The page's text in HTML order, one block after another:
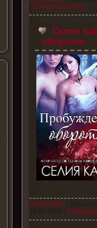
Комментарии (0)
Селия
оборотня
Селия Кайл